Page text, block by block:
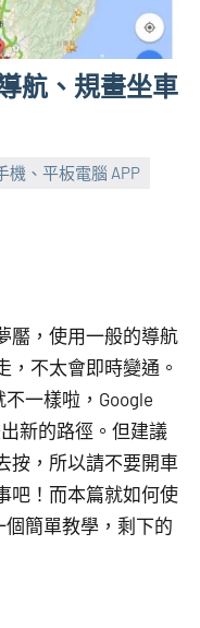
航、規畫坐車
機、平板電腦 APP
靨，使用一般的導航
，不太會即時變通。
不一樣啦，Google
新的路徑。但建議
按，所以請不要開車
吧！而本篇就如何使
個簡單教學，剩下的